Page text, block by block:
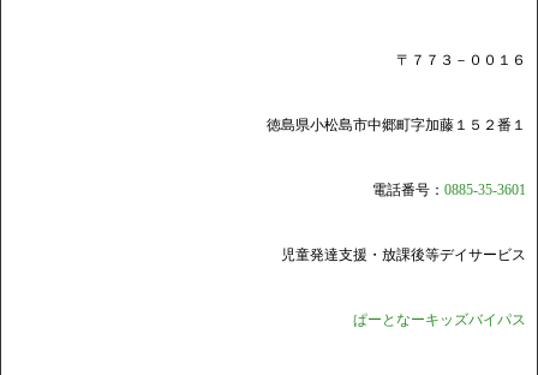
〒７７３－００１６
徳島県小松島市中郷町字加藤１５２番１
電話番号： 0885-35-3601
児童発達支援・放課後等デイサービス
ぱーとなーキッズバイパス